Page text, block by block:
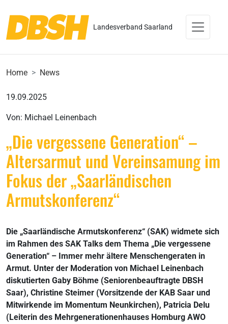
Landesverband Saarland
Home News
19.09.2025
Von: Michael Leinenbach
„Die vergessene Generation“ –
Altersarmut und Vereinsamung im
Fokus der „Saarländischen
Armutskonferenz“
Die „Saarländische Armutskonferenz“ (SAK) widmete sich
im Rahmen des SAK Talks dem Thema „Die vergessene
Generation“ – Immer mehr ältere Menschengeraten in
Armut. Unter der Moderation von Michael Leinenbach
diskutierten Gaby Böhme (Seniorenbeauftragte DBSH
Saar), Christine Steimer (Vorsitzende der KAB Saar und
Mitwirkende im Momentum Neunkirchen), Patricia Delu
(Leiterin des Mehrgenerationenhauses Homburg AWO